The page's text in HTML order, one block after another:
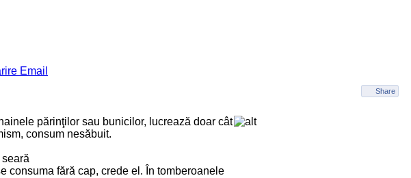
Email
Share
părinţilor sau bunicilor, lucrează doar cât
consum nesăbuit.
consuma fără cap, crede el. În tomberoanele